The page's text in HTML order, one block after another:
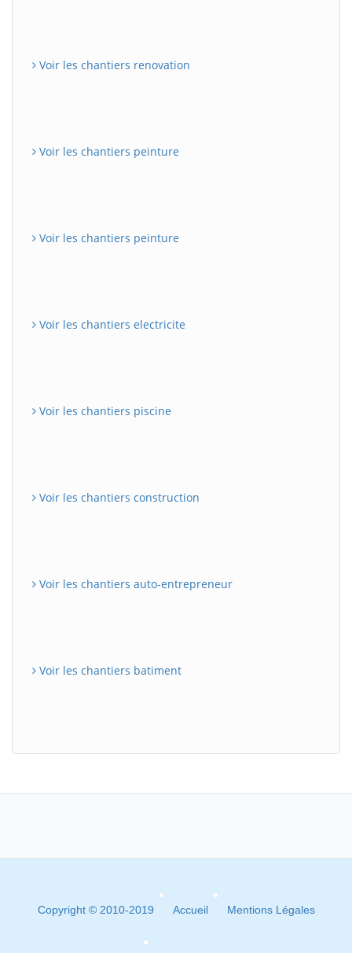
Voir les chantiers renovation
Voir les chantiers peinture
Voir les chantiers peinture
Voir les chantiers electricite
Voir les chantiers piscine
Voir les chantiers construction
Voir les chantiers auto-entrepreneur
Voir les chantiers batiment
Copyright © 2010-2019 Accueil Mentions Légales